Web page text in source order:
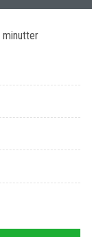
minutter